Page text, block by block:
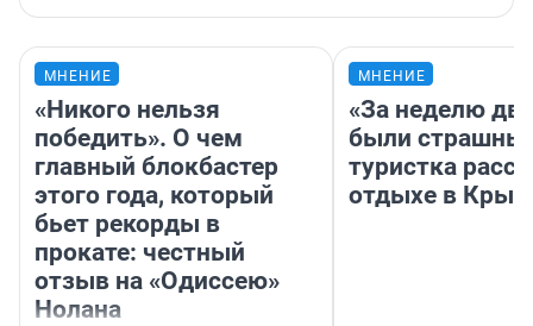
МНЕНИЕ
«Никого нельзя
победить». О чем
главный блокбастер
этого года, который
бьет рекорды в
прокате: честный
отзыв на «Одиссею»
Нолана
МНЕНИЕ
«За неделю
были
туристка
отдыхе в